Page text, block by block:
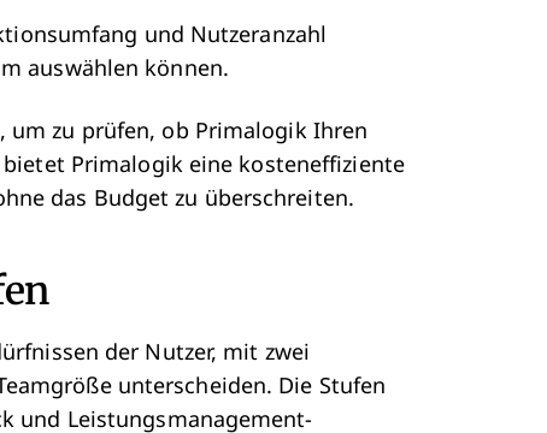
und Nutzeranzahl
auswählen können.
um zu prüfen, ob Primalogik Ihren
Primalogik eine kosteneffiziente
das Budget zu überschreiten.
der Nutzer, mit zwei
unterscheiden. Die Stufen
und Leistungsmanagement-